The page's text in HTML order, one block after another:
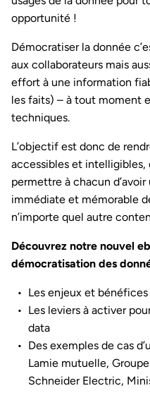
opportunité !
Démocratiser la donnée
aux collaborateurs mais
effort à une information
les faits) – à tout moment
techniques.
L’objectif est donc de
accessibles et
permettre à chacun
immédiate et mémorable
n’importe quel autre
Découvrez notre nouvel
démocratisation des
Les enjeux et
Les leviers à activer
data
Des exemples de cas
Lamie mutuelle,
Schneider Electric,